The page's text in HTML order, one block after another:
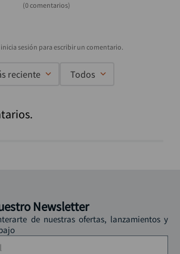
(0 comentarios)
reciente Todos
Newsletter
de nuestras ofertas, lanzamientos y